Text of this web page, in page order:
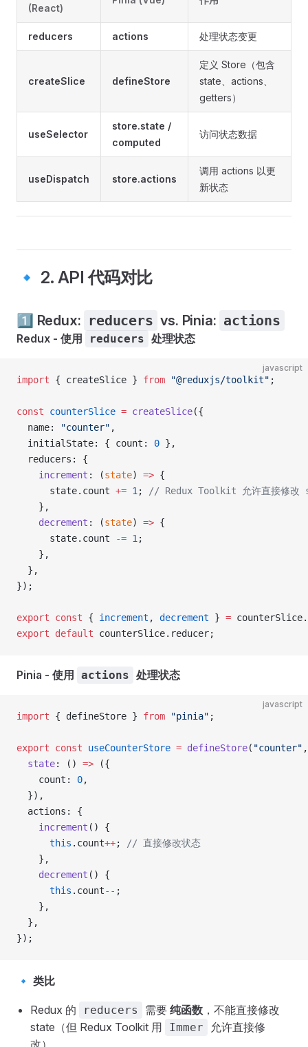
(React)
reducers actions 处理状态变更
createSlice defineStore
定义 Store（包含
state、actions、
getters）
useSelector
store.state /
computed
访问状态数据
useDispatch store.actions
调用 actions 以更
新状态
🔹 2. API 代码对比
1️⃣ Redux: reducers vs. Pinia: actions
Redux - 使用 reducers 处理状态
javascript
import { createSlice } from "@reduxjs/toolkit" ;
const counterSlice = createSlice({
  name:
"counter" ,
  initialState: { count:
0 },
  reducers: {
    increment
: (state) => {
      state.count
+= 1 ;
// Redux Toolkit 允许直接修改
    },
    decrement
: (state) => {
      state.count
-= 1 ;
    },
  },
});
export const { increment , decrement } =
export default counterSlice.reducer;
Pinia - 使用 actions 处理状态
javascript
import { defineStore } from "pinia" ;
export const useCounterStore = defineStore( "counter"
  state
: () => ({
    count:
0,
  }),
  actions: {
    increment
() {
      this
.count++;
// 直接修改状态
    },
    decrement
() {
      this
.count-- ;
    },
  },
});
🔹 类比
Redux 的 reducers 需要 纯函数 ，不能直接修改
state（但 Redux Toolkit 用
Immer
允许直接修
改）。